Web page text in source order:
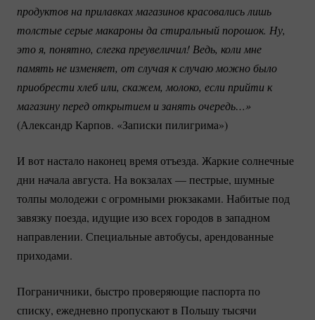
продуктов на прилавках магазинов красовались лишь
толстые серые макароны да стиральный порошок. Ну,
это я, понятно, слегка преувеличил! Ведь, коли мне
память не изменяет, от случая к случаю можно было
приобрести хлеб или, скажем, молоко, если прийти к
магазину перед открытием и занять очередь…»
(Александр Карпов. «Записки пилигрима»)
И вот настало наконец время отъезда. Жаркие солнечные
дни начала августа. На вокзалах — пестрые, шумные
толпы молодежи с огромными рюкзаками. Набитые под
завязку поезда, идущие изо всех городов в западном
направлении. Специальные автобусы, арендованные
приходами.
Пограничники, быстро проверяющие паспорта по
списку, ежедневно пропускают в Польшу тысячи